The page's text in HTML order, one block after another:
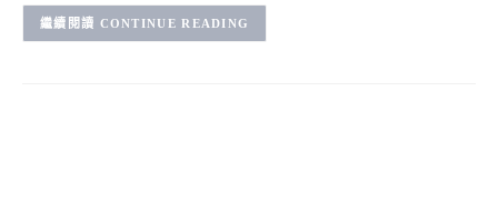
CONTINUE READING